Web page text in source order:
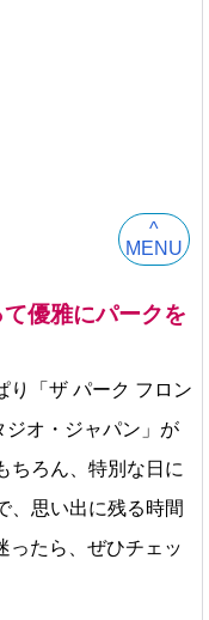
^
MENU
優雅にパークを
り「ザ パーク フロン
ジオ・ジャパン」が
ちろん、特別な日に
、思い出に残る時間
ったら、ぜひチェッ